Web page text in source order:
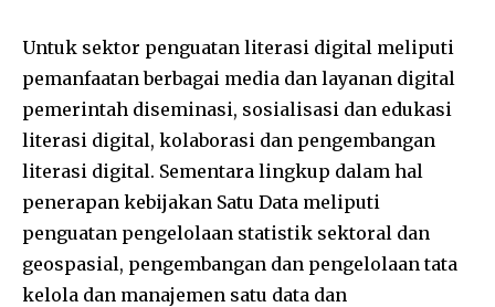
Untuk sektor penguatan literasi digital meliputi
pemanfaatan berbagai media dan layanan digital
pemerintah diseminasi, sosialisasi dan edukasi
literasi digital, kolaborasi dan pengembangan
literasi digital. Sementara lingkup dalam hal
penerapan kebijakan Satu Data meliputi
penguatan pengelolaan statistik sektoral dan
geospasial, pengembangan dan pengelolaan tata
kelola dan manajemen satu data dan